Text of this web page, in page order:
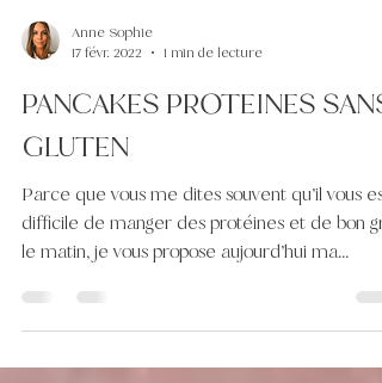
Anne Sophie
PANCAKES PROTEINES SANS
GLUTEN
Parce que vous me dites souvent qu’il vous est
difficile de manger des protéines et de bon
le matin, je vous propose aujourd’hui ma...